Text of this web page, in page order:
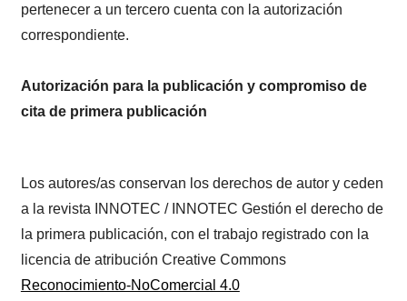
pertenecer a un tercero cuenta con la autorización
correspondiente.
Autorización para la publicación y compromiso de
cita de primera publicación
Los autores/as conservan los derechos de autor y ceden
a la revista INNOTEC / INNOTEC Gestión el derecho de
la primera publicación, con el trabajo registrado con la
licencia de atribución Creative Commons
Reconocimiento-NoComercial 4.0